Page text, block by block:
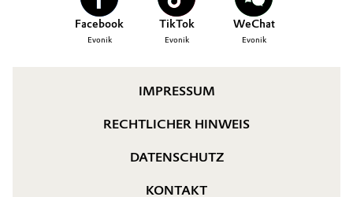
Facebook
Evonik
TikTok
Evonik
WeChat
Evonik
IMPRESSUM
RECHTLICHER HINWEIS
DATENSCHUTZ
KONTAKT